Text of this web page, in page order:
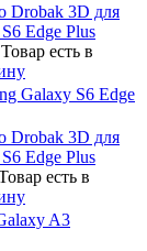
Drobak 3D для
Edge Plus
Товар есть в
Galaxy S6 Edge
Drobak 3D для
Edge Plus
есть в
A3